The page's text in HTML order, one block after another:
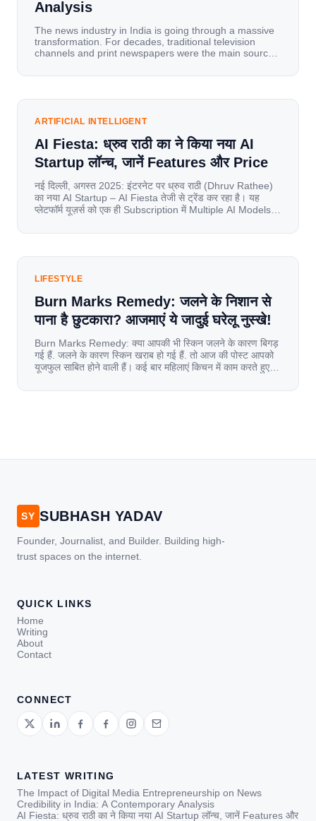
Analysis
The news industry in India is going through a massive
transformation. For decades, traditional television
channels and print newspapers were the main sources
mobile data, affordable smartphones, and high-speed
has become a mobile-first market where consumers
ARTIFICIAL INTELLIGENT
AI Fiesta: ध्रुव राठी का ने किया नया AI
Startup लॉन्च, जानें Features और Price
नई दिल्ली, अगस्त 2025: इंटरनेट पर ध्रुव राठी (Dhruv Rathee)
का नया AI Startup – AI Fiesta तेजी से ट्रेंड कर रहा है। यह
प्लेटफॉर्म यूज़र्स को एक ही Subscription में Multiple AI Models
यूज़र्स का जबरदस्त रिस्पॉन्स लॉन्च के तुरंत […]
LIFESTYLE
Burn Marks Remedy: जलने के निशान से
पाना है छुटकारा? आजमाएं ये जादुई घरेलू नुस्खे!
Burn Marks Remedy: क्या आपकी भी स्किन जलने के कारण बिगड़
गई हैं. जलने के कारण स्किन खराब हो गई हैं. तो आज की पोस्ट आपको
यूजफुल साबित होने वाली हैं। कई बार महिलाएं किचन में काम करते हुए
[…]
SY SUBHASH YADAV
Founder, Journalist, and Builder. Building high-
trust spaces on the internet.
QUICK LINKS
Home
Writing
About
Contact
CONNECT
LATEST WRITING
The Impact of Digital Media Entrepreneurship on News
Credibility in India: A Contemporary Analysis
AI Fiesta: ध्रुव राठी का ने किया नया AI Startup लॉन्च, जानें Features और